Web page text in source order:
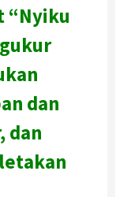
“Nyiku
dan
dan